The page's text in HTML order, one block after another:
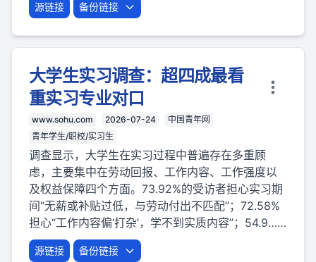
源链接 备份链接
大学生实习调查：超四成最看
重实习专业对口
www.sohu.com 2026-07-24
中国青年网
青年学生/职校/实习生
调查显示，大学生在实习过程中普遍存在多重顾
虑，主要集中在劳动回报、工作内容、工作强度以
及权益保障四个方面。73.92%的受访者担心实习期
间“无薪或补贴过低，与劳动付出不匹配”；72.58%
担心“工作内容偏‘打杂’，学不到实质内容”；54.9……
源链接 备份链接